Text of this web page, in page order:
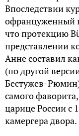
Впоследствии
офранцуженный
что протекцию
представлении
Анне составил
(по другой
Бестужев-
самого
царице России с
камергера двора.